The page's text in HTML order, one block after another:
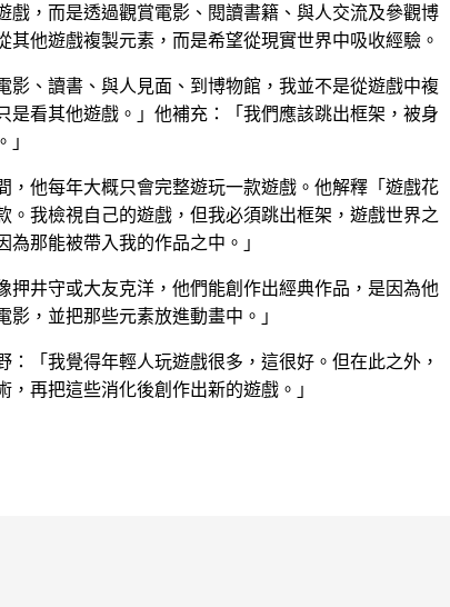
戲，而是透過觀賞電影、閱讀書籍、與人交流及參觀博
其他遊戲複製元素，而是希望從現實世界中吸收經驗。
影、讀書、與人見面、到博物館，我並不是從遊戲中複
是看其他遊戲。」他補充：「我們應該跳出框架，被身
，他每年大概只會完整遊玩一款遊戲。他解釋「遊戲花
。我檢視自己的遊戲，但我必須跳出框架，遊戲世界之
那能被帶入我的作品之中。」
押井守或大友克洋，他們能創作出經典作品，是因為他
，並把那些元素放進動畫中。」
「我覺得年輕人玩遊戲很多，這很好。但在此之外，
再把這些消化後創作出新的遊戲。」